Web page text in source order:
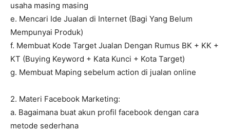
usaha masing masing
e. Mencari Ide Jualan di Internet (Bagi Yang Belum
Mempunyai Produk)
f. Membuat Kode Target Jualan Dengan Rumus BK + KK +
KT (Buying Keyword + Kata Kunci + Kota Target)
g. Membuat Maping sebelum action di jualan online
2. Materi Facebook Marketing:
a. Bagaimana buat akun profil facebook dengan cara
metode sederhana